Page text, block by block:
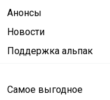
Анонсы
Новости
Поддержка альпак
Самое выгодное